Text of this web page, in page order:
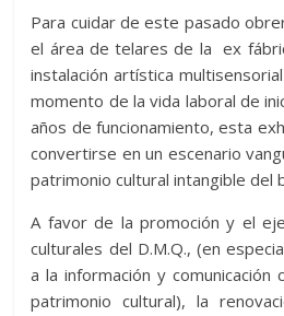
Para cuidar de este pasado
el área de telares de la ex
instalación artística
momento de la vida laboral de
años de funcionamiento, esta
convertirse en un escenario
patrimonio cultural intangible del
A favor de la promoción y el
culturales del D.M.Q., (en
a la información y comunicación
patrimonio cultural), la